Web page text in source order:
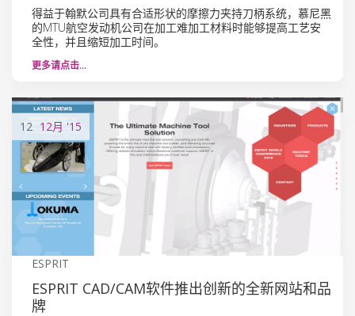
得益于翰默公司具有合适形状的摩擦力夹持刀柄系统，慕尼黑
的MTU航空发动机公司在加工难加工材料时能够提高工艺安
全性，并且缩短加工时间。
更多请点击…
12 12月 '15
ESPRIT
ESPRIT CAD/CAM软件推出创新的全新网站和品
牌